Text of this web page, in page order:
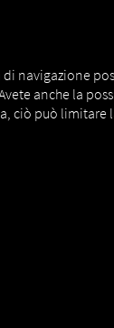
navigazione
anche la
ciò può